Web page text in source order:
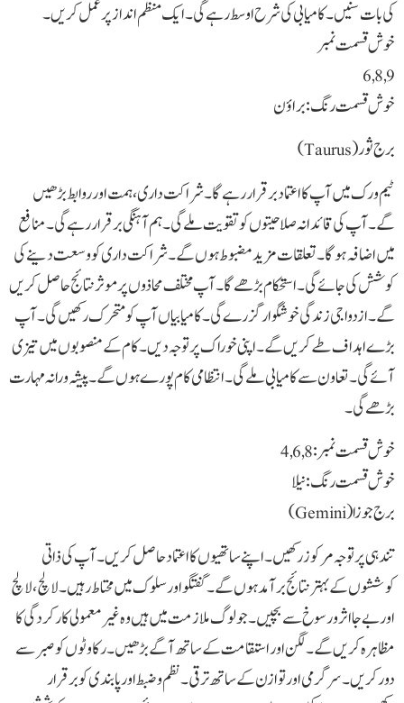
کی بات سنیں۔ کامیابی کی شرح اوسط رہے گی۔ ایک منظم انداز پر عمل کریں۔
خوش قسمت نمبر
6,8,9
خوش قسمت رنگ: براؤن
برج ثور(Taurus)
ٹیم ورک میں آپ کا اعتماد برقرار رہے گا۔ شراکت داری، ہمت اور روابط بڑھیں
گے۔ آپ کی قائدانہ صلاحیتوں کو تقویت ملے گی۔ ہم آہنگی برقرار رہے گی۔ منافع
میں اضافہ ہوگا۔ تعلقات مزید مضبوط ہوں گے۔ شراکت داری کو وسعت دینے کی
کوشش کی جائے گی۔ استحکام بڑھے گا۔ آپ مختلف محاذوں پر موثر نتائج حاصل کریں
گے۔ ازدواجی زندگی خوشگوار گزرے گی۔ کامیابیاں آپ کو متحرک رکھیں گی۔ آپ
بڑے اہداف طے کریں گے۔ اپنی خوراک پر توجہ دیں۔ کام کے منصوبوں میں تیزی
آئے گی۔ تعاون سے کامیابی ملے گی۔ انتظامی کام پورے ہوں گے۔ پیشہ ورانہ مہارت
بڑھے گی۔
خوش قسمت نمبر: 4,6,8
خوش قسمت رنگ: نیلا
برج جوزا (Gemini)
تندہی پر توجہ مرکوز رکھیں۔ اپنے ساتھیوں کا اعتماد حاصل کریں۔ آپ کی ذاتی
کوششوں کے بہتر نتائج برآمد ہوں گے۔ گفتگو اور سلوک میں محتاط رہیں۔ لالچ، لالچ
اور بے جا اثر و رسوخ سے بچیں۔ جو لوگ ملازمت میں ہیں وہ غیر معمولی کارکردگی کا
مظاہرہ کریں گے۔ لگن اور استقامت کے ساتھ آگے بڑھیں۔ رکاوٹوں کو صبر سے
دور کریں۔ سرگرمی اور توازن کے ساتھ ترقی۔ نظم و ضبط اور پابندی کو برقرار